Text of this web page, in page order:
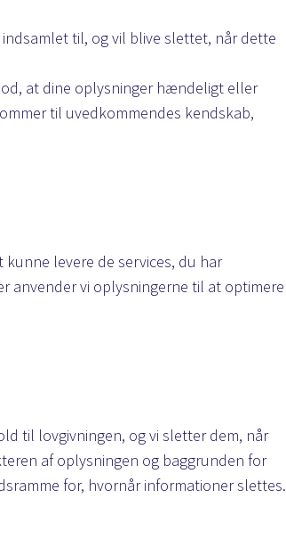
til, og vil blive slettet, når dette
at dine oplysninger hændeligt eller
til uvedkommendes kendskab,
levere de services, du har
anvender vi oplysningerne til at optimere
til lovgivningen, og vi sletter dem, når
af oplysningen og baggrunden for
for, hvornår informationer slettes.